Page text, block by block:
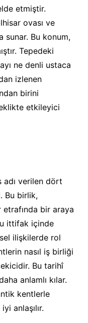
etmiştir.
ovası ve
sunar. Bu konum,
Tepedeki
ne denli ustaca
izlenen
birini
etkileyici
adı verilen dört
Bu birlik,
bir araya
ittifak içinde
ilişkilerde rol
nasıl iş birliği
Bu tarihî
anlamlı kılar.
kentlerle
anlaşılır.